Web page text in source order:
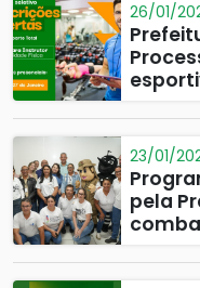
26/01/
23/01/
pela